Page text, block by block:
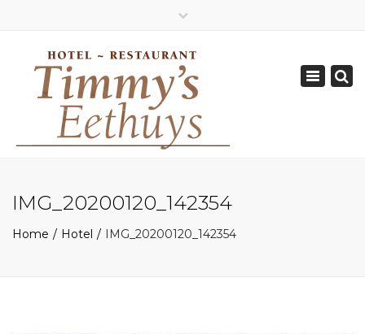
Geopend van Zaterdag: 17.00 - 22.00 uur
0162-512570
info@timmys.nl
Toggle
IMG_20200120_142354
Home Hotel IMG_20200120_142354